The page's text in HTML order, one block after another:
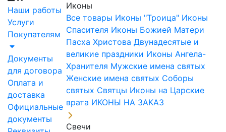
Наши работы
Услуги
Покупателям
Документы
для договора
Оплата и
доставка
Официальные
документы
Иконы
Все товары Иконы "Троица" Иконы
Спасителя Иконы Божией Матери
Пасха Христова Двунадесятые и
великие праздники Иконы Ангела-
Хранителя Мужские имена святых
Женские имена святых Соборы
святых Святцы Иконы на Царские
врата ИКОНЫ НА ЗАКАЗ
Свечи